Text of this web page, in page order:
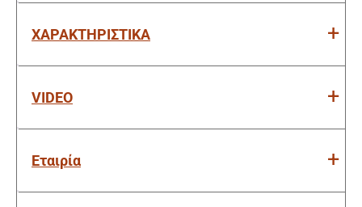
ΧΑΡΑΚΤΗΡΙΣΤΙΚΑ
VIDEO
Εταιρία